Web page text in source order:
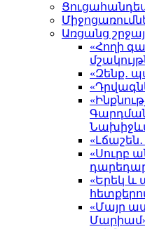
Առցանց
«Հողի
«Զենք․
«Սուրբ
«Երեկ և
«Մայր